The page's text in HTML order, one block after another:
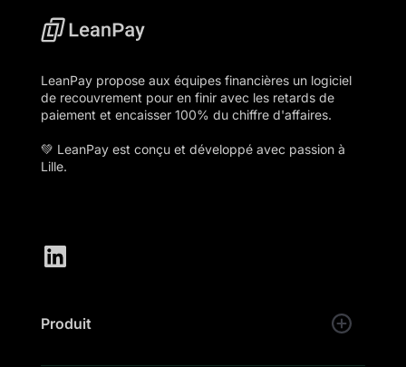
LeanPay propose aux équipes financières un logiciel
de recouvrement pour en finir avec les retards de
paiement et encaisser 100% du chiffre d'affaires.
💚 LeanPay est conçu et développé avec passion à
Lille.
Produit